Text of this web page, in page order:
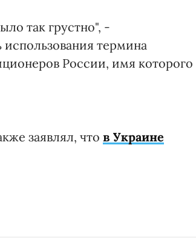
так грустно", -
термина
России, имя которого
заявлял, что в Украине